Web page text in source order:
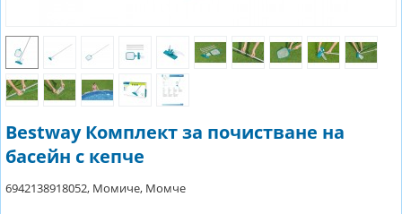
Bestway Комплект за почистване на
басейн с кепче
6942138918052, Момиче, Момче